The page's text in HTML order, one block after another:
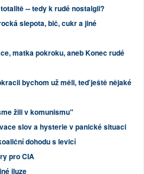
-- tedy k rudé nostalgii?
slepota, bič, cukr a jiné
matka pokroku, aneb Konec rudé
bychom už měli, teď ještě nějaké
žili v komunismu"
slov a hysterie v panické situaci
dohodu s levicí
pro CIA
iluze